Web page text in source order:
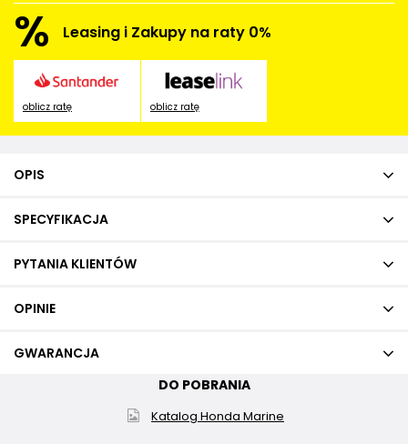
% Leasing i Zakupy na raty 0%
oblicz ratę oblicz ratę
OPIS
SPECYFIKACJA
PYTANIA KLIENTÓW
OPINIE
GWARANCJA
DO POBRANIA
Katalog Honda Marine